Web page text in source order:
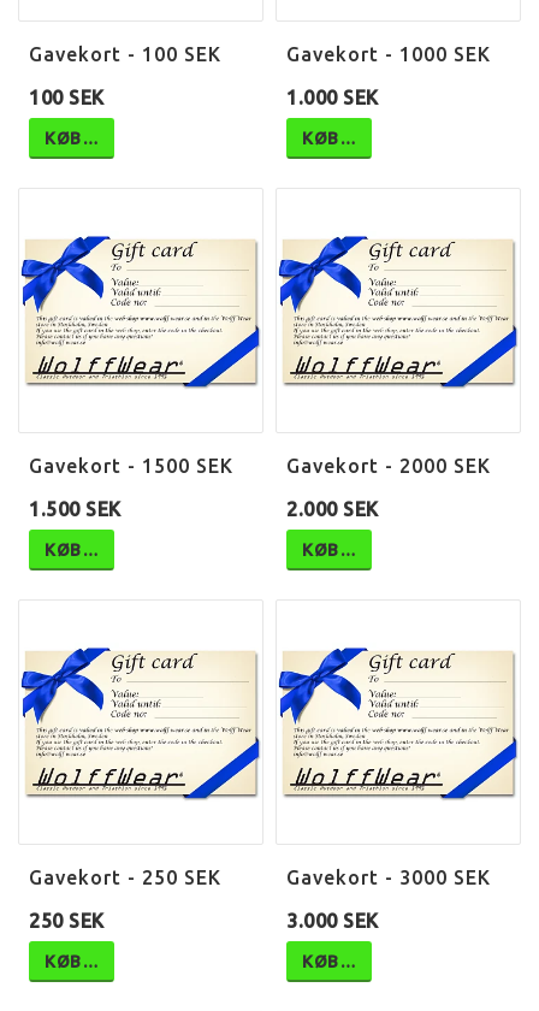
Gavekort - 100 SEK
100 SEK
KØB…
Gavekort - 1000 SEK
1.000 SEK
KØB…
Gavekort - 1500 SEK
1.500 SEK
KØB…
Gavekort - 2000 SEK
2.000 SEK
KØB…
Gavekort - 250 SEK
250 SEK
KØB…
Gavekort - 3000 SEK
3.000 SEK
KØB…